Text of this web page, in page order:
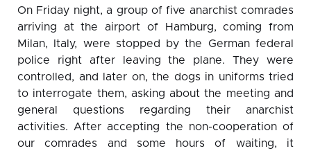
On Friday night, a group of five anarchist comrades
arriving at the airport of Hamburg, coming from
Milan, Italy, were stopped by the German federal
police right after leaving the plane. They were
controlled, and later on, the dogs in uniforms tried
to interrogate them, asking about the meeting and
general questions regarding their anarchist
activities. After accepting the non-cooperation of
our comrades and some hours of waiting, it